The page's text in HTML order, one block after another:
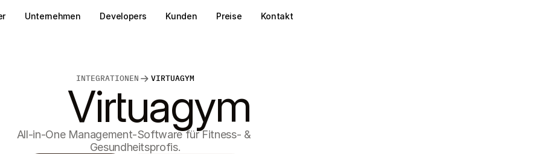
INTEGRATIONEN VIRTUAGYM
Virtuagym
All-in-One Management-Software für Fitness- &
Gesundheitsprofis.
Unternehmen Developers Kunden Preise Kontakt